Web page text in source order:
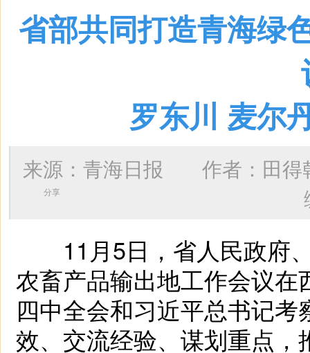
省部共同打造青海绿
罗东川 麦尔
来源：青海日报 作者： 田
分享
11月5日，省人民政府、
农畜产品输出地工作会议
四中全会和习近平总书记
效、交流经验、谋划重点